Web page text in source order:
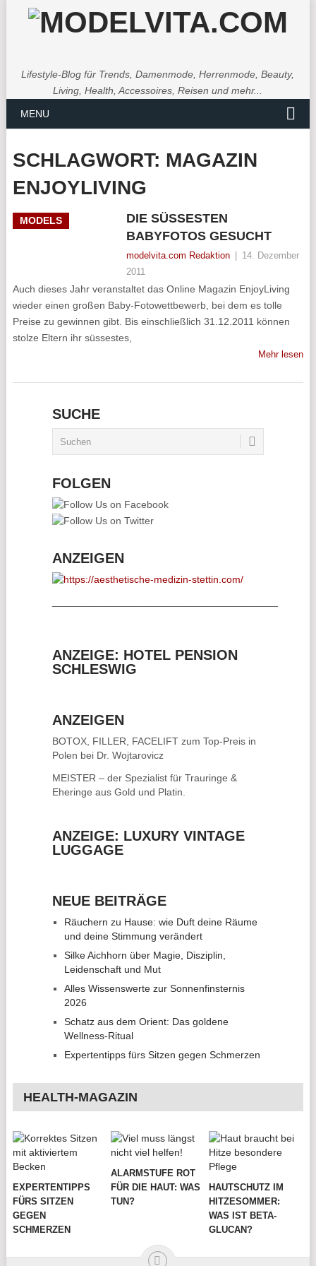
Lifestyle-Blog für Trends, Damenmode, Herrenmode, Beauty,
Living, Health, Accessoires, Reisen und mehr...
MENU
SCHLAGWORT: MAGAZIN
ENJOYLIVING
MODELS
DIE SÜSSESTEN B
ABYFOTOS GESUCHT
modelvita.com Redaktion
14. Dezember
2011
Auch dieses Jahr veranstaltet das Online Magazin EnjoyLiving
wieder einen großen Baby-Fotowettbewerb, bei dem es tolle
Preise zu gewinnen gibt. Bis einschließlich 31.12.2011 können
stolze Eltern ihr süssestes,
Mehr lesen
SUCHE
FOLGEN
ANZEIGEN
ANZEIGE: HOTEL PENSION
SCHLESWIG
ANZEIGEN
BOTOX, FILLER, FACELIFTzum Top-Preis in
Polen bei Dr. Wojtarovicz
MEISTER – der Spezialist für Trauringe &
Eheringe aus Gold und Platin.
ANZEIGE: LUXURY VINTAGE
LUGGAGE
NEUE BEITRÄGE
Räuchern zu Hause: wie Duft deine Räume
und deine Stimmung verändert
Silke Aichhorn über Magie, Disziplin,
Leidenschaft und Mut
Alles Wissenswerte zur Sonnenfinsternis
2026
Schatz aus dem Orient: Das goldene
Wellness-Ritual
Expertentipps fürs Sitzen gegen Schmerzen
HEALTH-MAGAZIN
EXPERTENTIPPS
FÜRS SITZEN
GEGEN
SCHMERZEN
ALARMSTUFE ROT
FÜR DIE HAUT: WAS
TUN?
HAUTSCHUTZ IM
HITZESOMMER:
WAS IST BETA-
GLUCAN?